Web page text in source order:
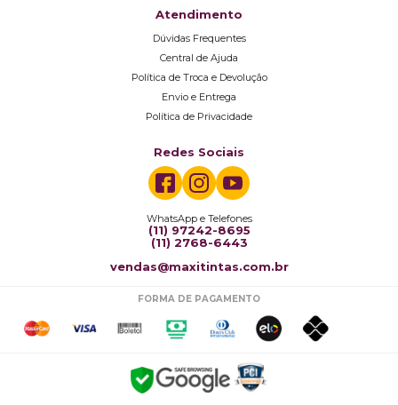
Atendimento
Dúvidas Frequentes
Central de Ajuda
Política de Troca e Devolução
Envio e Entrega
Política de Privacidade
Redes Sociais
WhatsApp e Telefones
(11) 97242-8695
(11) 2768-6443
vendas@maxitintas.com.br
FORMA DE PAGAMENTO